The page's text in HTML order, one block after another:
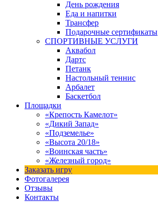
День рождения
Еда и напитки
Трансфер
Подарочные сертификаты
СПОРТИВНЫЕ УСЛУГИ
Аквабол
Дартс
Петанк
Настольный теннис
Арбалет
Баскетбол
Площадки
«Крепость Камелот»
«Дикий Запад»
«Подземелье»
«Высота 20/18»
«Воинская часть»
«Железный город»
Заказать игру
Фотогалерея
Отзывы
Контакты